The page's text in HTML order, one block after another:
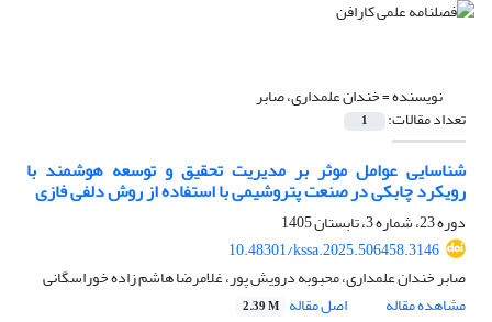
نویسنده =خندان علمداری، صابر
تعداد مقالات: 1
شناسایی عوامل موثر بر مدیریت تحقیق و توسعه هوشمند با
رویکرد چابکی در صنعت پتروشیمی با استفاده از روش دلفی فازی
دوره 23، شماره 3، تابستان 1405
10.48301/kssa.2025.506458.3146
صابر خندان علمداری، محبوبه درویش پور، غلامرضا هاشم زاده خوراسگانی
مشاهده مقاله
اصل مقاله 2.39 M